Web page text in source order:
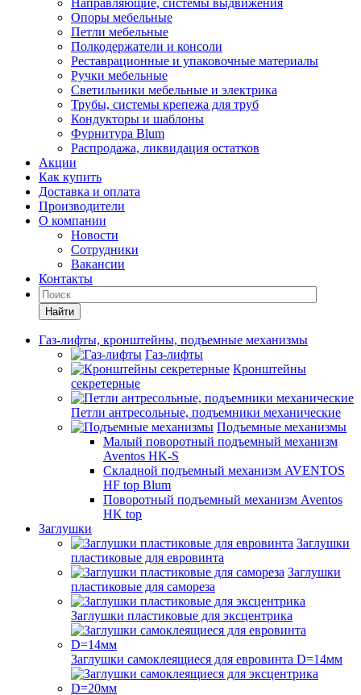
Направляющие, системы выдвижения
Опоры мебельные
Петли мебельные
Полкодержатели и консоли
Реставрационные и упаковочные материалы
Ручки мебельные
Светильники мебельные и электрика
Трубы, системы крепежа для труб
Кондукторы и шаблоны
Фурнитура Blum
Распродажа, ликвидация остатков
Акции
Как купить
Доставка и оплата
Производители
О компании
Новости
Сотрудники
Вакансии
Контакты
Найти
Газ-лифты, кронштейны, подъемные механизмы
Газ-лифты
Кронштейны
секретерные
Петли антресольные, подъемники механические
Подъемные механизмы
Малый поворотный подъемный механизм
Aventos HK-S
Складной подъемный механизм AVENTOS
HF top Blum
Поворотный подъемный механизм Aventos
HK top
Заглушки
Заглушки
пластиковые для евровинта
Заглушки
пластиковые для самореза
Заглушки пластиковые для эксцентрика
Заглушки самоклеящиеся для евровинта D=14мм